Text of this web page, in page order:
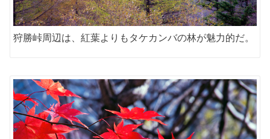
狩勝峠周辺は、紅葉よりもタケカンバの林が魅力的だ。